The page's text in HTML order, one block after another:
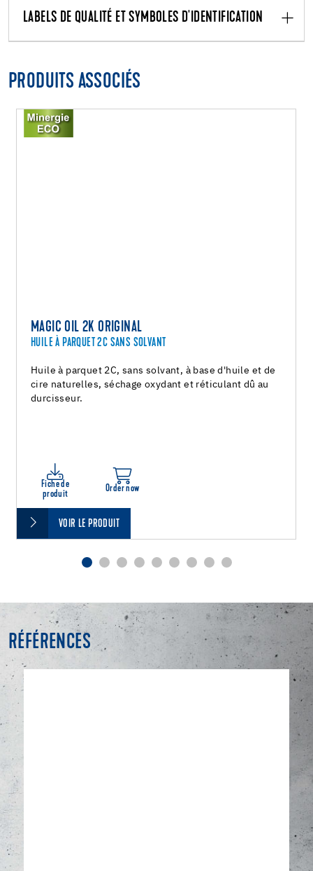
LABELS DE QUALITÉ ET SYMBOLES D'IDENTIFICATION
PRODUITS ASSOCIÉS
MAGIC OIL 2K ORIGINAL
HUILE À PARQUET 2C SANS SOLVANT
Huile à parquet 2C, sans solvant, à base d'huile et de
cire naturelles, séchage oxydant et réticulant dû au
durcisseur.
Fiche de
produit
Order now
VOIR LE PRODUIT
RÉFÉRENCES